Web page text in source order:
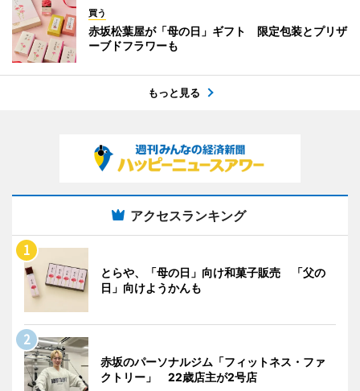
買う
赤坂松葉屋が「母の日」ギフト 限定包装とプリザ
ーブドフラワーも
もっと見る
アクセスランキング
とらや、「母の日」向け和菓子販売 「父の
日」向けようかんも
赤坂のパーソナルジム「フィットネス・ファ
クトリー」 22歳店主が2号店